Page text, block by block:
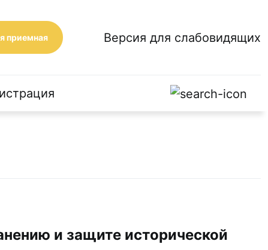
приемная Версия для слабовидящих
и защите исторической